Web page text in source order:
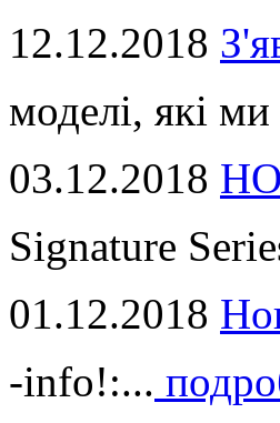
12.12.2018
моделі, які
03.12.2018
Signature
01.12.2018
-info!:...